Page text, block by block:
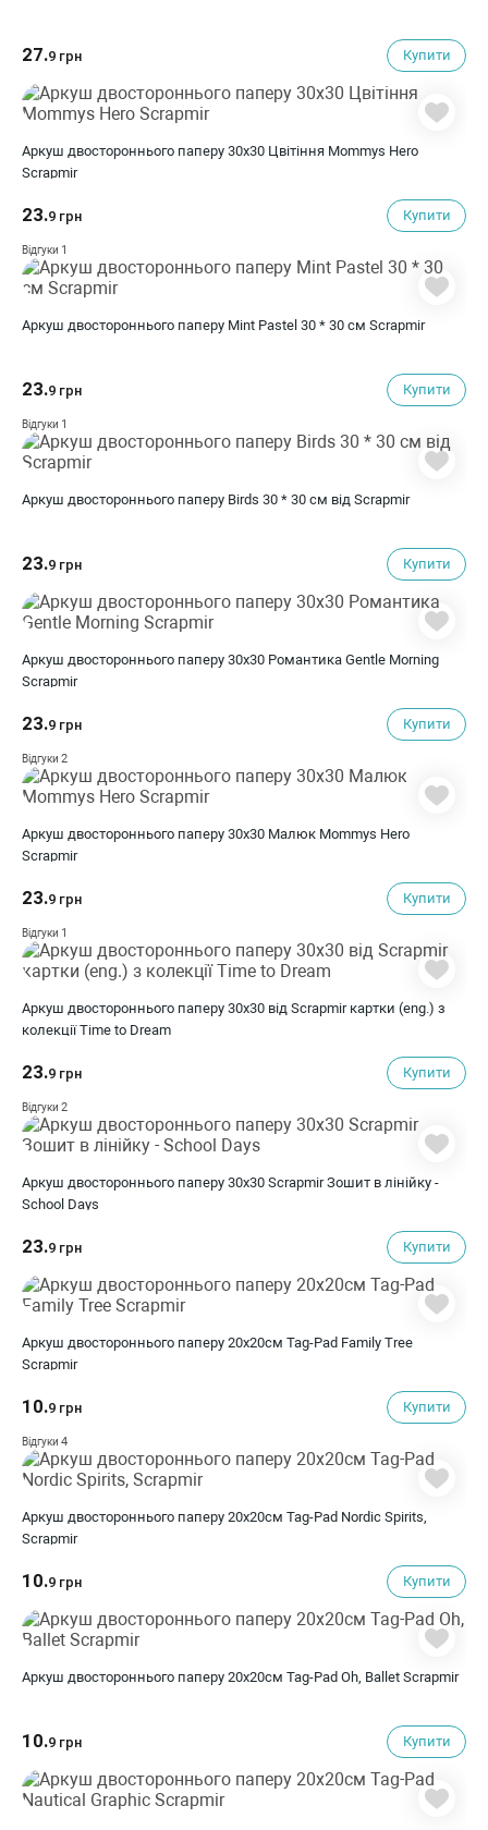
27.9 грн Купити
Аркуш двостороннього паперу 30x30 Цвітіння Mommys Hero
Scrapmir
23.9 грн Купити
Відгуки 1
Аркуш двостороннього паперу Mint Pastel 30 * 30 см Scrapmir
23.9 грн Купити
Відгуки 1
Аркуш двостороннього паперу Birds 30 * 30 см від Scrapmir
23.9 грн Купити
Аркуш двостороннього паперу 30x30 Романтика Gentle Morning
Scrapmir
23.9 грн Купити
Відгуки 2
Аркуш двостороннього паперу 30x30 Малюк Mommys Hero
Scrapmir
23.9 грн Купити
Відгуки 1
Аркуш двостороннього паперу 30x30 від Scrapmir картки (eng.) з
колекції Time to Dream
23.9 грн Купити
Відгуки 2
Аркуш двостороннього паперу 30x30 Scrapmir Зошит в лінійку -
School Days
23.9 грн Купити
Аркуш двостороннього паперу 20х20см Tag-Pad Family Tree
Scrapmir
10.9 грн Купити
Відгуки 4
Аркуш двостороннього паперу 20х20см Tag-Pad Nordic Spirits,
Scrapmir
10.9 грн Купити
Аркуш двостороннього паперу 20х20см Tag-Pad Oh, Ballet Scrapmir
10.9 грн Купити